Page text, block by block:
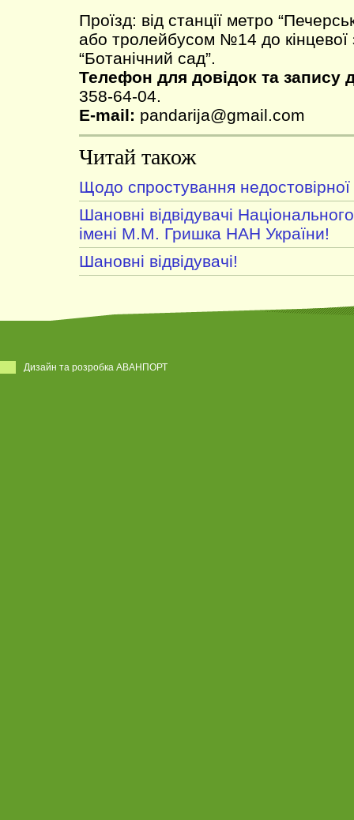
Проїзд: від станції метро
або тролейбусом №14 до кінцевої
“Ботанічний сад”.
Телефон для довідок та запису
358-64-04.
E-mail: pandarija@gmail.com
Читай також
Щодо спростування недостовірної
Шановні відвідувачі
імені М.М. Гришка НАН України!
Шановні відвідувачі!
Дизайн та розробка АВАНПОРТ